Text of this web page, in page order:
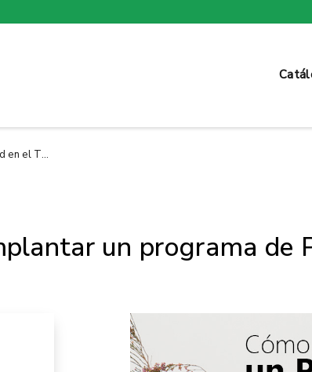
Trabajo
un programa de